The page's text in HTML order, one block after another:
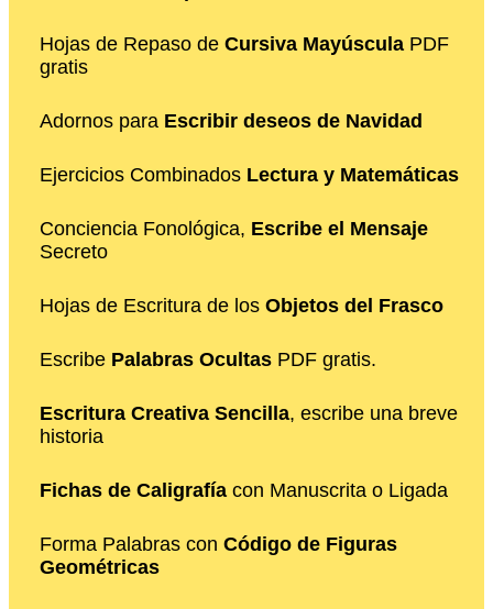
Hojas de Repaso de Cursiva Mayúscula PDF
gratis
Adornos para Escribir deseos de Navidad
Ejercicios Combinados Lectura y Matemáticas
Conciencia Fonológica, Escribe el Mensaje
Secreto
Hojas de Escritura de los Objetos del Frasco
Escribe Palabras Ocultas PDF gratis.
Escritura Creativa Sencilla, escribe una breve
historia
Fichas de Caligrafía con Manuscrita o Ligada
Forma Palabras con Código de Figuras
Geométricas